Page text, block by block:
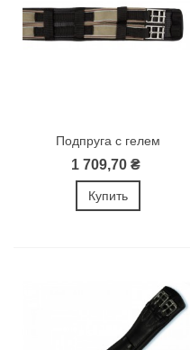
Подпруга с гелем
1 709,70 ₴
Купить